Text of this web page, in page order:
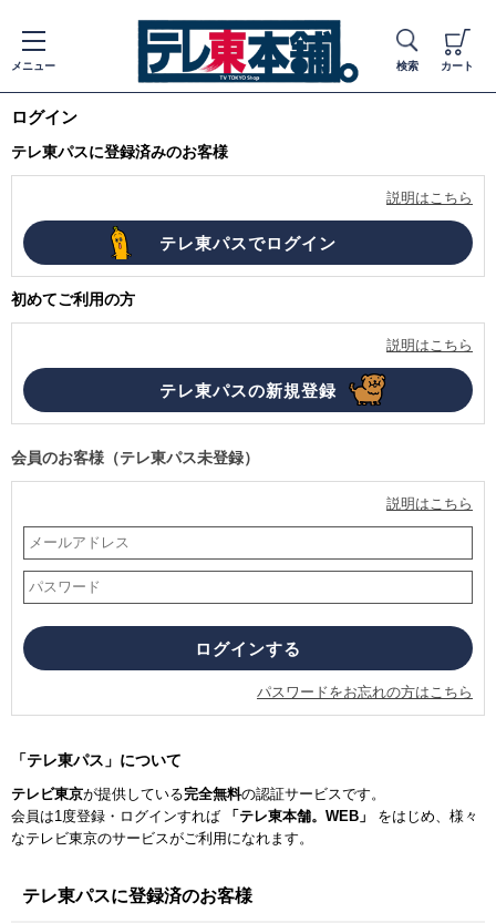
メニュー 検索 カート
ログイン
テレ東パスに登録済みのお客様
説明はこちら
初めてご利用の方
説明はこちら
会員のお客様（テレ東パス未登録）
説明はこちら
パスワードをお忘れの方はこちら
「テレ東パス」について
テレビ東京が提供している完全無料の認証サービスです。
会員は1度登録・ログインすれば
「テレ東本舗。WEB」 をはじめ、様々
なテレビ東京のサービスがご利用になれます。
テレ東パスに登録済のお客様